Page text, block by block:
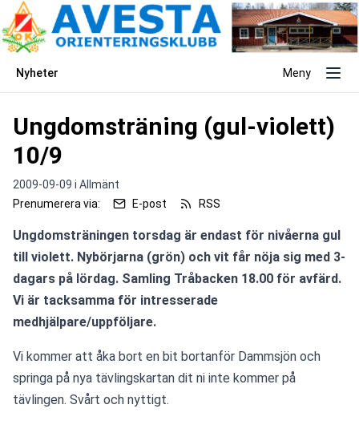
Nyheter Meny
Ungdomsträning (gul-violett)
10/9
2009-09-09 i Allmänt
Prenumerera via:
E-post RSS
Ungdomsträningen torsdag är endast för nivåerna gul
till violett. Nybörjarna (grön) och vit får nöja sig med 3-
dagars på lördag. Samling Tråbacken 18.00 för avfärd.
Vi är tacksamma för intresserade
medhjälpare/uppföljare.
Vi kommer att åka bort en bit bortanför Dammsjön och
springa på nya tävlingskartan dit ni inte kommer på
tävlingen. Svårt och nyttigt.